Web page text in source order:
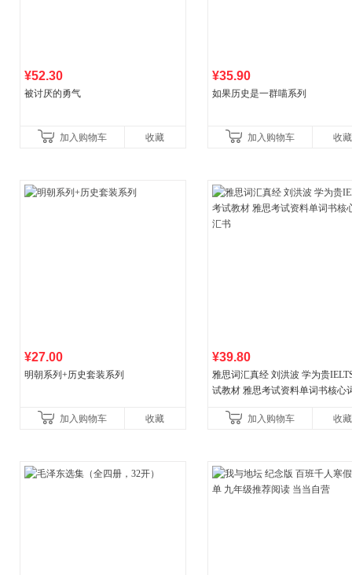
¥52.30
被讨厌的勇气
加入购物车 收藏
¥35.90
如果历史是一群喵系列
加入购物车 收藏
¥27.00
明朝系列+历史套装系列
加入购物车 收藏
¥39.80
雅思词汇真经 刘洪波 学为贵
试教材 雅思考试资料单词书核心
加入购物车
收藏